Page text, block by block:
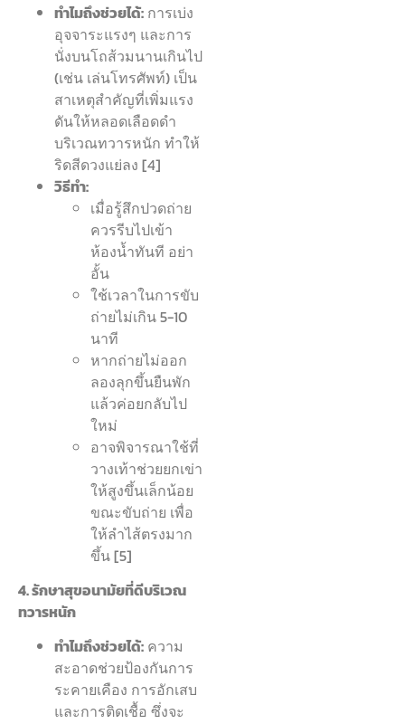
ทำไมถึงช่วยได้: การเบ่ง
อุจจาระแรงๆ และการ
นั่งบนโถส้วมนานเกินไป
(เช่น เล่นโทรศัพท์) เป็น
สาเหตุสำคัญที่เพิ่มแรง
ดันให้หลอดเลือดดำ
บริเวณทวารหนัก ทำให้
ริดสีดวงแย่ลง [4]
วิธีทำ:
เมื่อรู้สึกปวดถ่าย
ควรรีบไปเข้า
ห้องน้ำทันที อย่า
อั้น
ใช้เวลาในการขับ
ถ่ายไม่เกิน 5-10
นาที
หากถ่ายไม่ออก
ลองลุกขึ้นยืนพัก
แล้วค่อยกลับไป
ใหม่
อาจพิจารณาใช้ที่
วางเท้าช่วยยกเข่า
ให้สูงขึ้นเล็กน้อย
ขณะขับถ่าย เพื่อ
ให้ลำไส้ตรงมาก
ขึ้น [5]
4. รักษาสุขอนามัยที่ดีบริเวณ
ทวารหนัก
ทำไมถึงช่วยได้: ความ
สะอาดช่วยป้องกันการ
ระคายเคือง การอักเสบ
และการติดเชื้อ ซึ่งจะ